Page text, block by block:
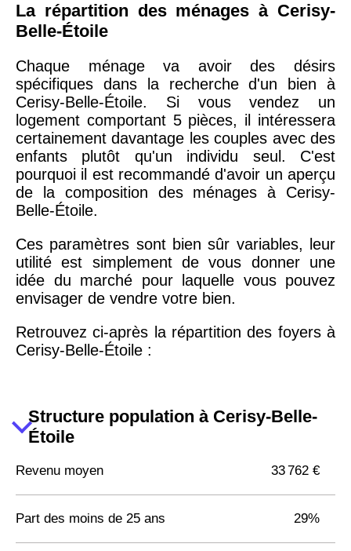
La répartition des ménages à Cerisy-
Belle-Étoile
Chaque ménage va avoir des désirs
spécifiques dans la recherche d'un bien à
Cerisy-Belle-Étoile. Si vous vendez un
logement comportant 5 pièces, il intéressera
certainement davantage les couples avec des
enfants plutôt qu'un individu seul. C'est
pourquoi il est recommandé d'avoir un aperçu
de la composition des ménages à Cerisy-
Belle-Étoile.
Ces paramètres sont bien sûr variables, leur
utilité est simplement de vous donner une
idée du marché pour laquelle vous pouvez
envisager de vendre votre bien.
Retrouvez ci-après la répartition des foyers à
Cerisy-Belle-Étoile :
Structure population à Cerisy-Belle-
Étoile
Revenu moyen 33 762 €
Part des moins de 25 ans 29%